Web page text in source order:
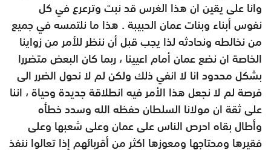
وانا على يقين ان هذا الغرس قد نبت وترعرع في كل
نفوس أبناء وبنات عمان الحبيبة . هذا ما نلتمسه في جميع
من نخالطه ونحادثه لذا يجب قبل أن ننظر للأمر من زواينا
الخاصة ان نضع عمان أمام اعيينا ، ربما كان البعض متضررا
بشكل محدود انا لا انفي ذلك ولكن لم لا نحول الضرر الى
فرصة لم لا نجعل هذا الأمر فيه انطلاقة جديدة وحياة ، اننا
على ثقة ان مولانا السلطان حفظه الله وسدد خطأه
وأطال بقاه احرص الناس على عمان وعلى شعبها وعلى
فقيرها ومحتاجها ومعوزها اكثر من أقربائهم إذا تعالوا ننفذ